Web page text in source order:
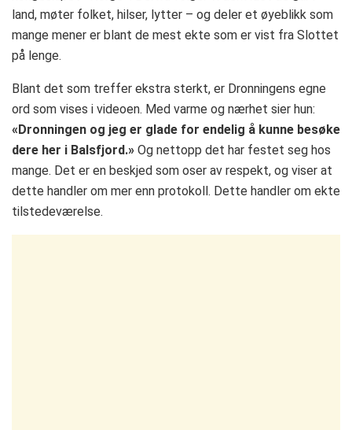
land, møter folket, hilser, lytter – og deler et øyeblikk som
mange mener er blant de mest ekte som er vist fra Slottet
på lenge.
Blant det som treffer ekstra sterkt, er Dronningens egne
ord som vises i videoen. Med varme og nærhet sier hun:
«Dronningen og jeg er glade for endelig å kunne besøke
dere her i Balsfjord.» Og nettopp det har festet seg hos
mange. Det er en beskjed som oser av respekt, og viser at
dette handler om mer enn protokoll. Dette handler om ekte
tilstedeværelse.